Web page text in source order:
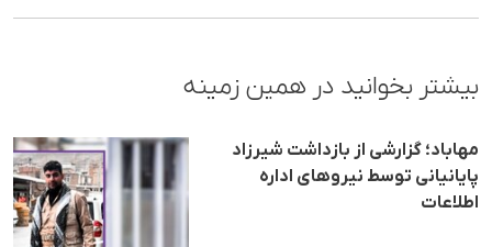
بیشتر بخوانید در همین زمینه
مهاباد؛ گزارشی از بازداشت شیرزاد
پایانیانی توسط نیروهای اداره
اطلاعات